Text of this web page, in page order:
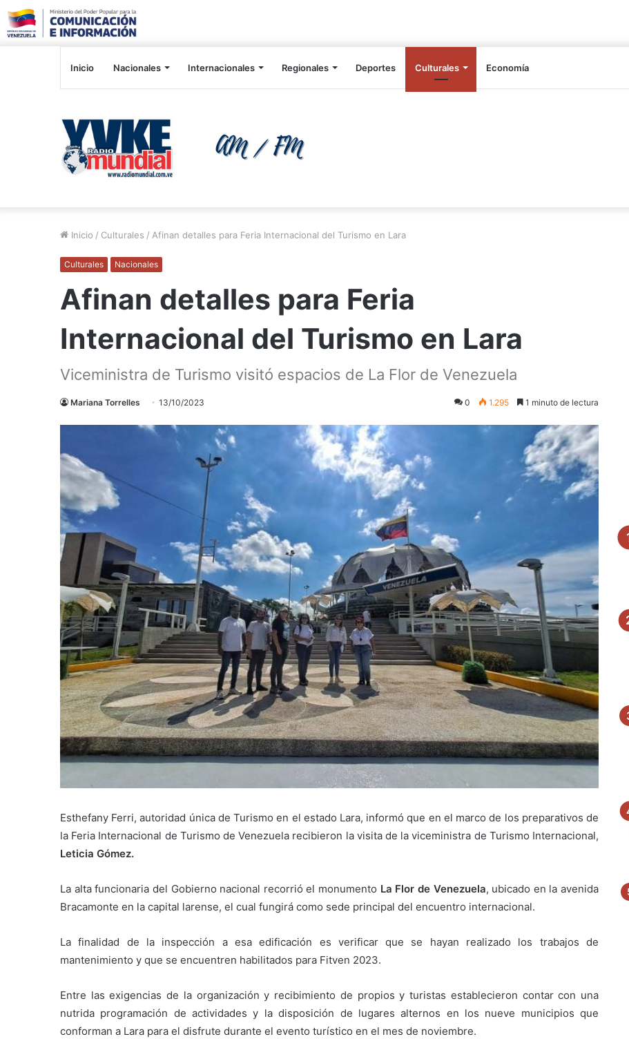
Inicio Nacionales Internacionales Regionales Deportes Culturales Economía
Inicio / Culturales / Afinan detalles para Feria Internacional del Turismo en Lara
Culturales Nacionales
Afinan detalles para Feria
Internacional del Turismo en Lara
Viceministra de Turismo visitó espacios de La Flor de Venezuela
Mariana Torrelles 13/10/2023 0 1.295 1 minuto de lectura
Esthefany Ferri, autoridad única de Turismo en el estado Lara, informó que en el marco de los preparativos de
la Feria Internacional de Turismo de Venezuela recibieron la visita de la viceministra de Turismo Internacional,
Leticia Gómez.
La alta funcionaria del Gobierno nacional recorrió el monumento La Flor de Venezuela, ubicado en la avenida
Bracamonte en la capital larense, el cual fungirá como sede principal del encuentro internacional.
La finalidad de la inspección a esa edificación es verificar que se hayan realizado los trabajos de
mantenimiento y que se encuentren habilitados para Fitven 2023.
Entre las exigencias de la organización y recibimiento de propios y turistas establecieron contar con una
nutrida programación de actividades y la disposición de lugares alternos en los nueve municipios que
conforman a Lara para el disfrute durante el evento turístico en el mes de noviembre.